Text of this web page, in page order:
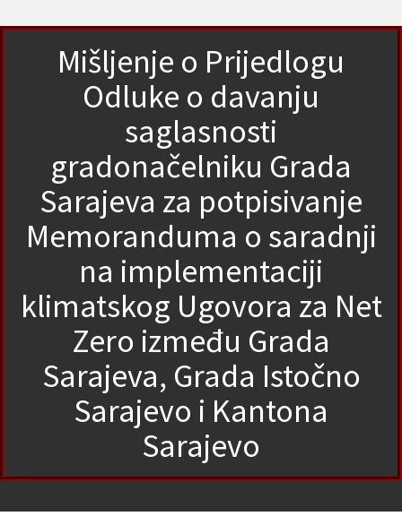
Mišljenje o Prijedlogu
Odluke o davanju
saglasnosti
gradonačelniku Grada
Sarajeva za potpisivanje
Memoranduma o saradnji
na implementaciji
klimatskog Ugovora za Net
Zero između Grada
Sarajeva, Grada Istočno
Sarajevo i Kantona
Sarajevo